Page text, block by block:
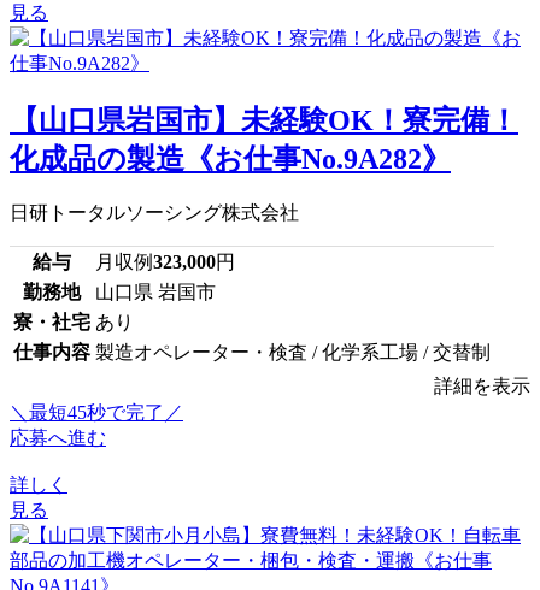
見る
【山口県岩国市】未経験OK！寮完備！
化成品の製造《お仕事No.9A282》
日研トータルソーシング株式会社
給与 月収例323,000円
勤務地
山口県 岩国市
寮・社宅 あり
仕事内容 製造オペレーター・検査 / 化学系工場 / 交替制
詳細を表示
＼最短45秒で完了／
応募へ進む
詳しく
見る